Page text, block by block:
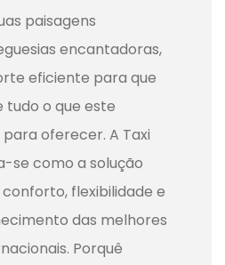
paisagens
encantadoras,
eficiente para que
tudo o que este
oferecer. A Taxi
se como a solução
flexibilidade e
das melhores
Porquê